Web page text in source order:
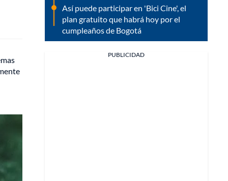
Así puede participar en 'Bici Cine', el
plan gratuito que habrá hoy por el
cumpleaños de Bogotá
PUBLICIDAD